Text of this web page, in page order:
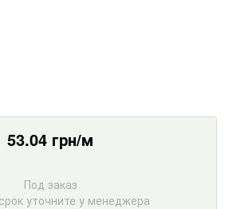
53.04 грн/м
Под заказ
уточните у менеджера